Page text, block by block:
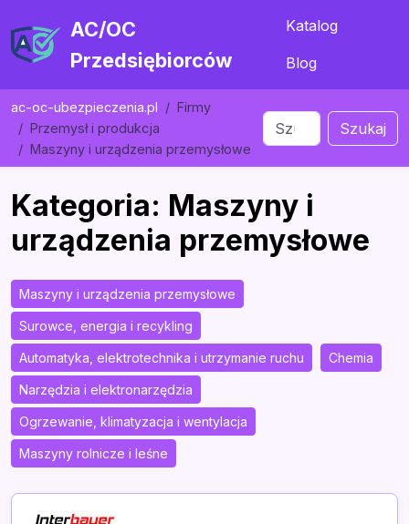
AC/OC
Przedsiębiorców
Katalog
Blog
ac-oc-ubezpieczenia.pl
Firmy
Przemysł i produkcja
Maszyny i urządzenia przemysłowe
Szukaj
Kategoria: Maszyny i
urządzenia przemysłowe
Maszyny i urządzenia przemysłowe
Surowce, energia i recykling
Automatyka, elektrotechnika i utrzymanie ruchu Chemia
Narzędzia i elektronarzędzia
Ogrzewanie, klimatyzacja i wentylacja
Maszyny rolnicze i leśne